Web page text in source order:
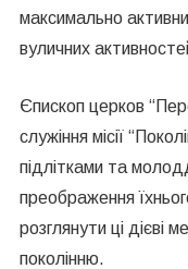
максимально
вуличних
Єпископ церков
служіння місії
підлітками та
преображення
розглянути ці дієві
поколінню.